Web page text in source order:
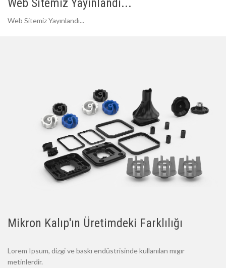
Web Sitemiz Yayınlandı...
Web Sitemiz Yayınlandı...
Mikron Kalıp'ın Üretimdeki Farklılığı
Lorem Ipsum, dizgi ve baskı endüstrisinde kullanılan mıgır
metinlerdir.